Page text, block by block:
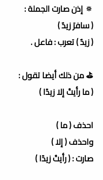
🔅 إذن صارت الجملة :
( سافرَ زيدٌ )
( زيدٌ ) تعرب : فاعل .
⛳️ من ذلك أيضا تقول :
( ما رأيتُ إلا زيدًا )
احذف ( ما )
واحذف ( إلا )
صارت : ( رأيتُ زيدًا )